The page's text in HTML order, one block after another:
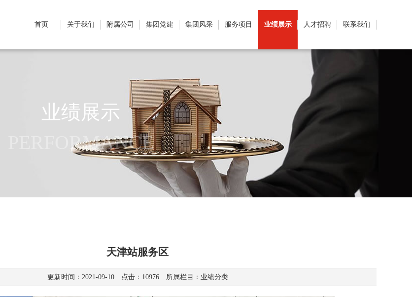
首页 关于我们 附属公司 集团党建 集团风采 服务项目 业绩展示 人才招聘 联系我们
业绩展示
PERFORMANCE
天津站服务区
更新时间： 2021-09-10点击：10976 所属栏目： 业绩分类